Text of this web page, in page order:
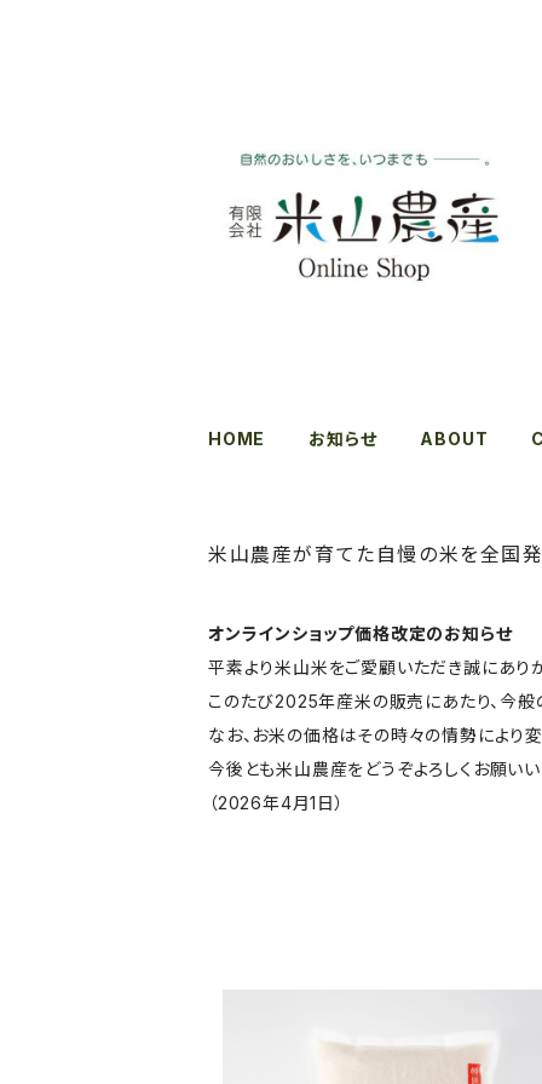
HOME お知らせ ABOUT
米山農産が育てた自慢の米を全国
オンラインショップ価格改定のお知らせ
平素より米山米をご愛顧いただき誠にあり
このたび2025年産米の販売にあたり、今
なお、お米の価格はその時々の情勢により
今後とも米山農産をどうぞよろしくお願いい
（2026年4月1日）